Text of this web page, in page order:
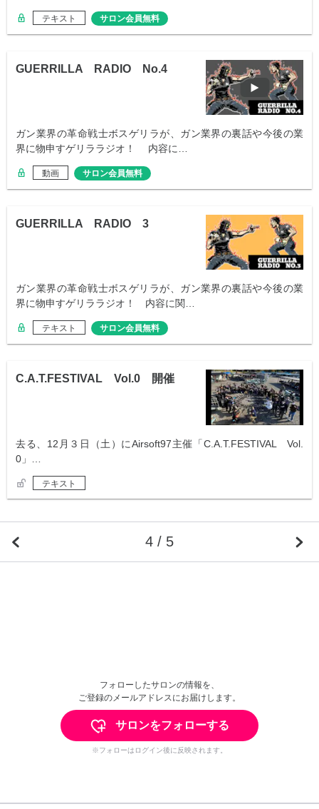
テキスト サロン会員無料
GUERRILLA RADIO No.4
ガン業界の革命戦士ボスゲリラが、ガン業界の裏話や今後の業
界に物申すゲリララジオ！ 内容に…
動画 サロン会員無料
GUERRILLA RADIO 3
ガン業界の革命戦士ボスゲリラが、ガン業界の裏話や今後の業
界に物申すゲリララジオ！ 内容に関…
テキスト サロン会員無料
C.A.T.FESTIVAL Vol.0 開催
去る、12月３日（土）にAirsoft97主催「C.A.T.FESTIVAL Vol.
0」…
テキスト
4 / 5
フォローしたサロンの情報を、
ご登録のメールアドレスにお届けします。
サロンをフォローする
※フォローはログイン後に反映されます。